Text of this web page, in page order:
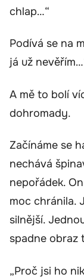
chlap…“
Podívá se na
já už
A mě to bolí
dohromady.
Začínáme se
nechává
nepořádek.
moc chránila.
silnější.
spadne obraz
„Proč jsi ho